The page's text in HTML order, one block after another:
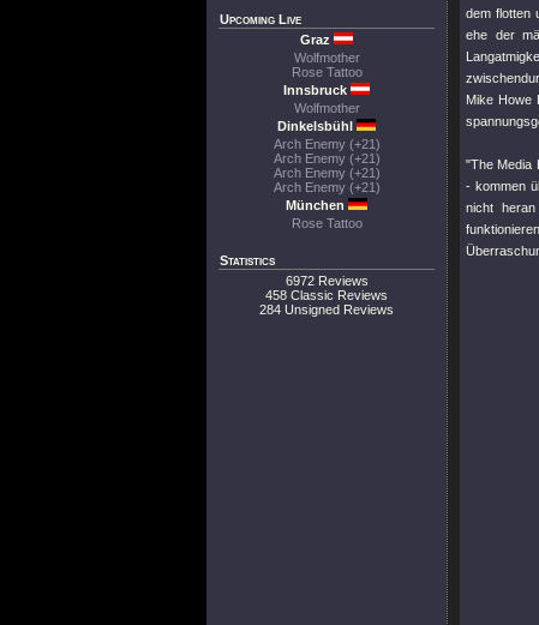
Upcoming Live
Graz
Wolfmother
Rose Tattoo
Innsbruck
Wolfmother
Dinkelsbühl
Arch Enemy (+21)
Arch Enemy (+21)
Arch Enemy (+21)
Arch Enemy (+21)
München
Rose Tattoo
Statistics
6972 Reviews
458 Classic Reviews
284 Unsigned Reviews
dem flotten
ehe der
Mike Howe
"The Media
- kommen
nicht